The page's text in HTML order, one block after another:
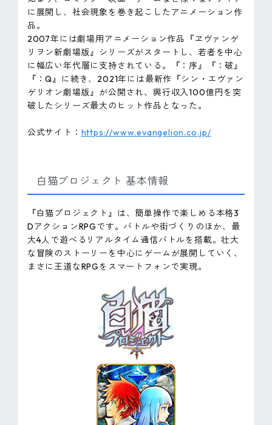
に展開し、社会現象を巻き起こしたアニメーション作
品。
2007年には劇場用アニメーション作品『ヱヴァンゲ
リヲン新劇場版』シリーズがスタートし、若者を中心
に幅広い年代層に支持されている。『：序』『：破』
『：Q』に続き、2021年には最新作『シン・エヴァン
ゲリオン劇場版』が公開され、興行収入100億円を突
破したシリーズ最大のヒット作品となった。
公式サイト： https://www.evangelion.co.jp/
白猫プロジェクト 基本情報
『白猫プロジェクト』は、簡単操作で楽しめる本格3
DアクションRPGです。バトルや街づくりのほか、最
大4人で遊べるリアルタイム通信バトルを搭載。壮大
な冒険のストーリーを中心にゲームが展開していく、
まさに王道なRPGをスマートフォンで実現。